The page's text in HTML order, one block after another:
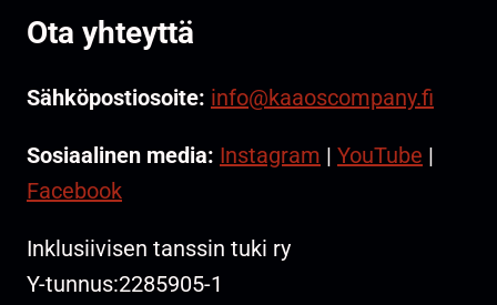
Ota yhteyttä
Sähköpostiosoite: info@kaaoscompany.fi
Sosiaalinen media: Instagram | YouTube |
Facebook
Inklusiivisen tanssin tuki ry
Y-tunnus:2285905-1